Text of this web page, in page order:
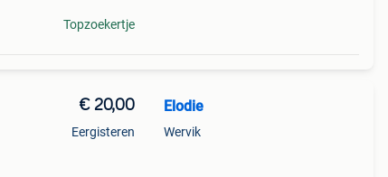
Topzoekertje
€ 20,00
Eergisteren
Elodie
Wervik